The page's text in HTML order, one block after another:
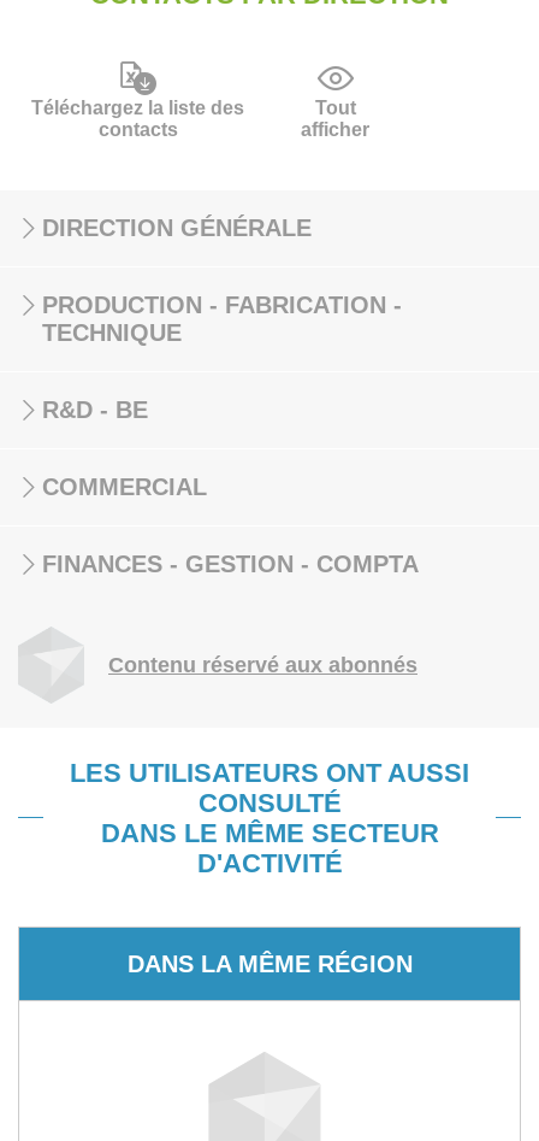
Téléchargez la liste des
contacts
Tout
afficher
DIRECTION GÉNÉRALE
PRODUCTION - FABRICATION -
TECHNIQUE
R&D - BE
COMMERCIAL
FINANCES - GESTION - COMPTA
Contenu réservé aux abonnés
LES UTILISATEURS ONT AUSSI
CONSULTÉ
DANS LE MÊME SECTEUR
D'ACTIVITÉ
DANS LA MÊME RÉGION